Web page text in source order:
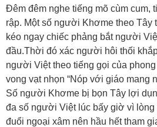
Đêm đêm nghe tiếng mõ cùm cum,
rập. Một số người Khơme theo Tây
kéo ngay chiếc phảng bắt người
đầu.Thời đó xác người hôi thối
người Việt theo tiếng gọi của
vong vạt nhọn “Nóp với giáo mang
Số người Khơme bị bọn Tây lợi
đa số người Việt lúc bấy giờ vì
đuổi ngoại xâm nên hầu hết tham